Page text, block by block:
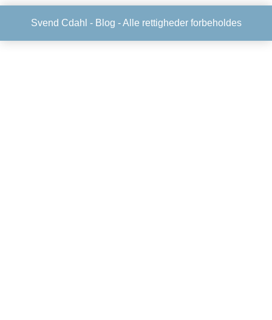
Svend Cdahl - Blog - Alle rettigheder forbeholdes